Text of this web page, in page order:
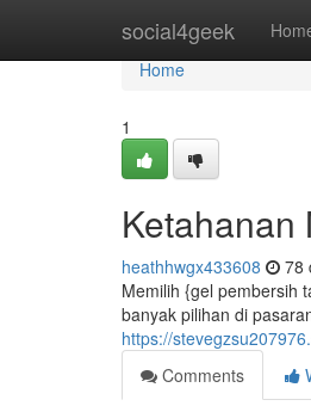
social4geek
Home
Home
1
Ketahanan
heathhwgx433608 78
Memilih {gel pembersih
banyak pilihan di
https://
Comments